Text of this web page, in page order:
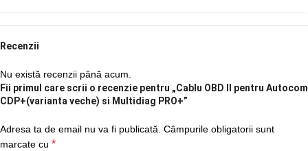
Recenzii
Nu există recenzii până acum.
Fii primul care scrii o recenzie pentru „Cablu OBD II pentru Autocom
CDP+(varianta veche) si Multidiag PRO+”
Adresa ta de email nu va fi publicată. Câmpurile obligatorii sunt
marcate cu *